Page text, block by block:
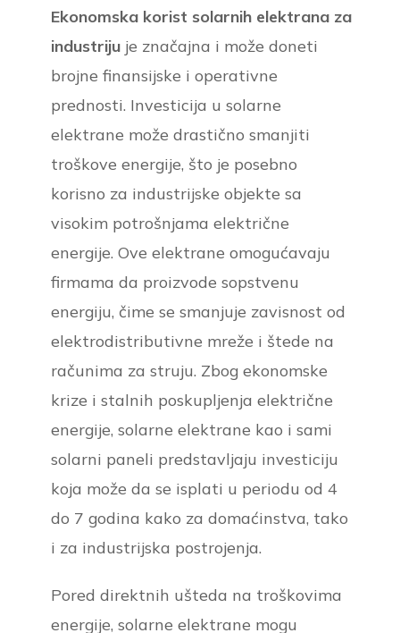
Ekonomska korist solarnih elektrana za
industriju je značajna i može doneti
brojne finansijske i operativne
prednosti. Investicija u solarne
elektrane može drastično smanjiti
troškove energije, što je posebno
korisno za industrijske objekte sa
visokim potrošnjama električne
energije. Ove elektrane omogućavaju
firmama da proizvode sopstvenu
energiju, čime se smanjuje zavisnost od
elektrodistributivne mreže i štede na
računima za struju. Zbog ekonomske
krize i stalnih poskupljenja električne
energije, solarne elektrane kao i sami
solarni paneli predstavljaju investiciju
koja može da se isplati u periodu od 4
do 7 godina kako za domaćinstva, tako
i za industrijska postrojenja.
Pored direktnih ušteda na troškovima
energije, solarne elektrane mogu